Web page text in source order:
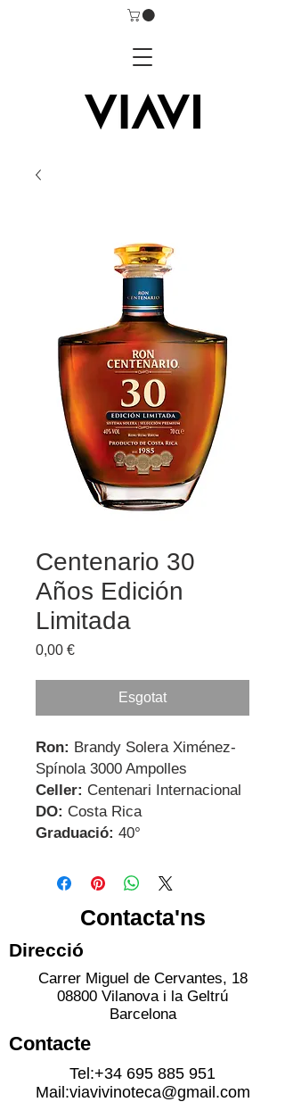
Centenario 30
Años Edición
Limitada
0,00 €Price
Esgotat
Ron: Brandy Solera Ximénez-
Spínola 3000 Ampolles
Celler: Centenari Internacional
DO: Costa Rica
Graduació: 40°
Contacta'ns
Direcció
Carrer Miguel de Cervantes, 18
08800 Vilanova i la Geltrú
Barcelona
Contacte
Tel:+34 695 885 951
Mail:viavivinoteca@gmail.com